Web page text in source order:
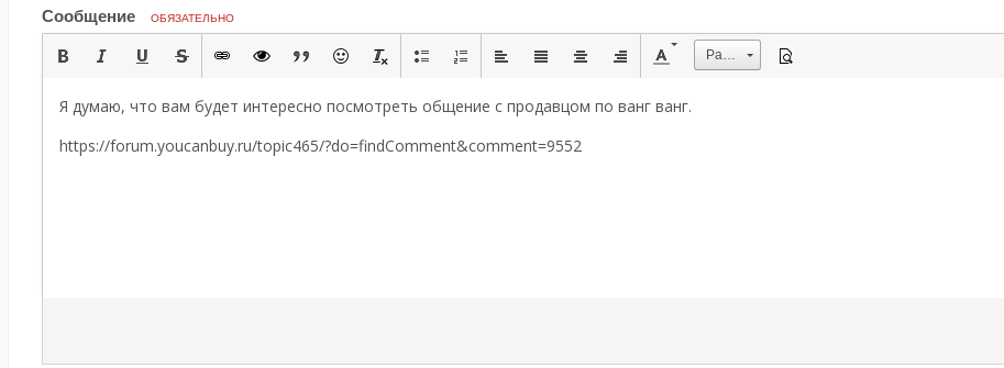
Сообщение ОБЯЗАТЕЛЬНО
Размер
Я думаю, что вам будет интересно посмотреть общение с продавцом по ванг ванг.
https://forum.youcanbuy.ru/topic465/?do=findComment&comment=9552